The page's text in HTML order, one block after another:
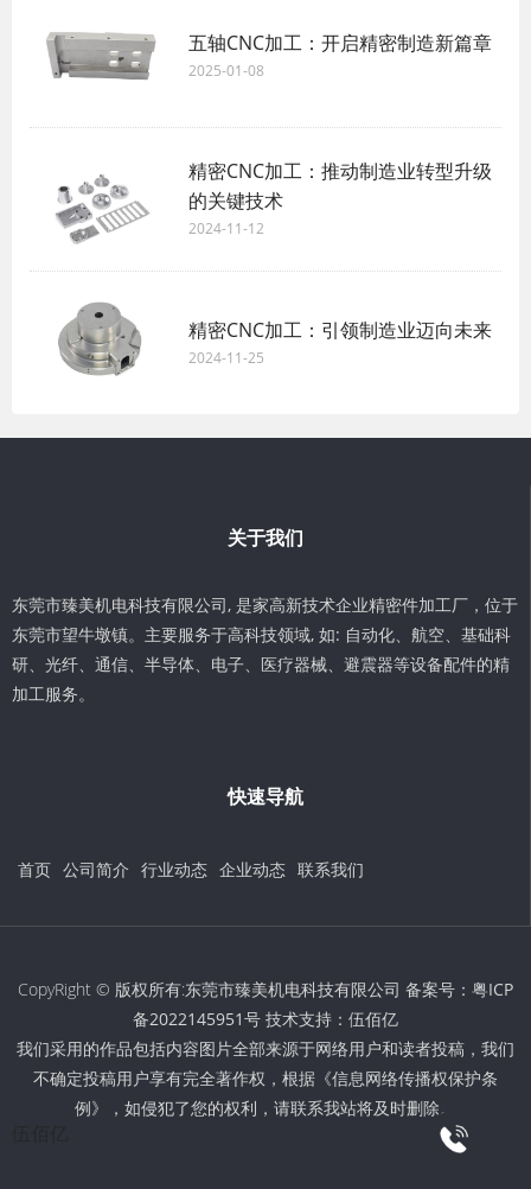
五轴CNC加工：开启精密制造新篇章
2025-01-08
精密CNC加工：推动制造业转型升级
的关键技术
2024-11-12
精密CNC加工：引领制造业迈向未来
2024-11-25
关于我们
东莞市臻美机电科技有限公司, 是家高新技术企业精密件加工厂，位于
东莞市望牛墩镇。主要服务于高科技领域, 如: 自动化、航空、基础科
研、光纤、通信、半导体、电子、医疗器械、避震器等设备配件的精
加工服务。
快速导航
首页 公司简介 行业动态 企业动态 联系我们
CopyRight © 版权所有:东莞市臻美机电科技有限公司 备案号： 粤ICP
备2022145951号 技术支持： 伍佰亿
我们采用的作品包括内容图片全部来源于网络用户和读者投稿，我们
不确定投稿用户享有完全著作权，根据《信息网络传播权保护条
例》，如侵犯了您的权利，请联系我站将及时删除。